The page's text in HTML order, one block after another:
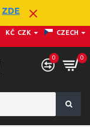
ZDE
KČ CZK CZECH
0 0